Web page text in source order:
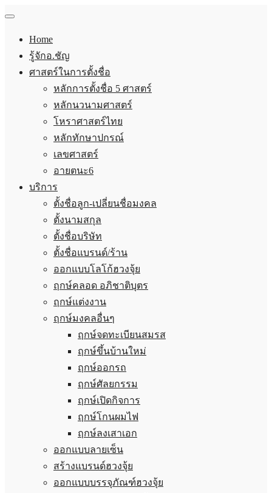
Home
รู้จักอ.ชัญ
ศาสตร์ในการตั้งชื่อ
หลักการตั้งชื่อ 5 ศาสตร์
หลักนวนามศาสตร์
โหราศาสตร์ไทย
หลักทักษาปกรณ์
เลขศาสตร์
อายตนะ6
บริการ
ตั้งชื่อลูก-เปลี่ยนชื่อมงคล
ตั้งนามสกุล
ตั้งชื่อบริษัท
ตั้งชื่อแบรนด์/ร้าน
ออกแบบโลโก้ฮวงจุ้ย
ฤกษ์คลอด อภิชาติบุตร
ฤกษ์แต่งงาน
ฤกษ์มงคลอื่นๆ
ฤกษ์จดทะเบียนสมรส
ฤกษ์ขึ้นบ้านใหม่
ฤกษ์ออกรถ
ฤกษ์ศัลยกรรม
ฤกษ์เปิดกิจการ
ฤกษ์โกนผมไฟ
ฤกษ์ลงเสาเอก
ออกแบบลายเซ็น
สร้างแบรนด์ฮวงจุ้ย
ออกแบบบรรจุภัณฑ์ฮวงจุ้ย